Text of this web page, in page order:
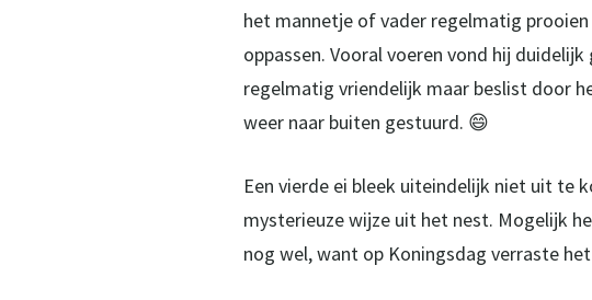
het mannetje of vader regelmatig
oppassen. Vooral voeren vond hij
regelmatig vriendelijk maar beslist door
weer naar buiten gestuurd. 😄
Een vierde ei bleek uiteindelijk niet uit te
mysterieuze wijze uit het nest. Mogelijk
nog wel, want op Koningsdag verraste